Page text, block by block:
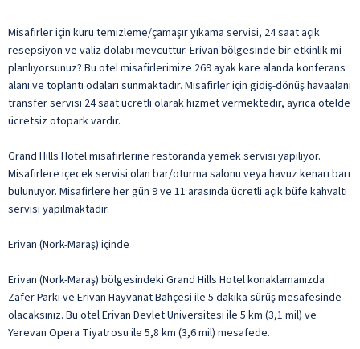
Misafirler için kuru temizleme/çamaşır yıkama servisi, 24 saat açık
resepsiyon ve valiz dolabı mevcuttur. Erivan bölgesinde bir etkinlik mi
planlıyorsunuz? Bu otel misafirlerimize 269 ayak kare alanda konferans
alanı ve toplantı odaları sunmaktadır. Misafirler için gidiş-dönüş havaalanı
transfer servisi 24 saat ücretli olarak hizmet vermektedir, ayrıca otelde
ücretsiz otopark vardır.
Grand Hills Hotel misafirlerine restoranda yemek servisi yapılıyor.
Misafirlere içecek servisi olan bar/oturma salonu veya havuz kenarı barı
bulunuyor. Misafirlere her gün 9 ve 11 arasında ücretli açık büfe kahvaltı
servisi yapılmaktadır.
Erivan (Nork-Maraş) içinde
Erivan (Nork-Maraş) bölgesindeki Grand Hills Hotel konaklamanızda
Zafer Parkı ve Erivan Hayvanat Bahçesi ile 5 dakika sürüş mesafesinde
olacaksınız. Bu otel Erivan Devlet Üniversitesi ile 5 km (3,1 mil) ve
Yerevan Opera Tiyatrosu ile 5,8 km (3,6 mil) mesafede.